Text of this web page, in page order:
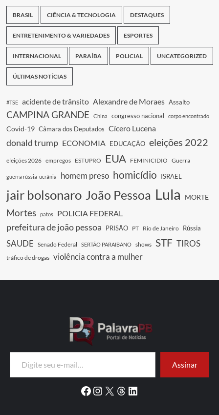
BRASIL CIÊNCIA & TECNOLOGIA DESTAQUES
ENTRETENIMENTO & VARIEDADES ESPORTES
INTERNACIONAL PARAÍBA POLICIAL UNCATEGORIZED
ÚLTIMAS NOTÍCIAS
#TSE acidente de trânsito Alexandre de Moraes Assalto
CAMPINA GRANDE China congresso nacional corpo encontrado
Covid-19 Câmara dos Deputados Cícero Lucena
donald trump ECONOMIA EDUCAÇÃO eleições 2022
eleições 2026 empregos ESTUPRO EUA FEMINICIDIO Guerra
guerra rússia-ucrânia homem preso homicídio ISRAEL
jair bolsonaro João Pessoa Lula MORTE
Mortes patos POLICIA FEDERAL
prefeitura de joão pessoa PRISÃO PT Rio de Janeiro Rússia
SAUDE Senado Federal SERTÃO PARAIBANO shows STF TIROS
tráfico de drogas violência contra a mulher
Digite seu e-mail…
Assinar
Facebook
Instagram
X Threads
LinkedIn